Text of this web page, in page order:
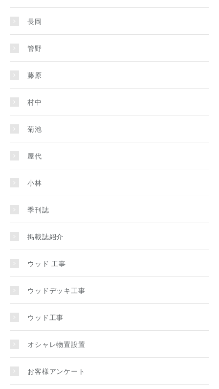
長岡
管野
藤原
村中
菊池
屋代
小林
季刊誌
掲載誌紹介
ウッド 工事
ウッドデッキ工事
ウッド工事
オシャレ物置設置
お客様アンケート